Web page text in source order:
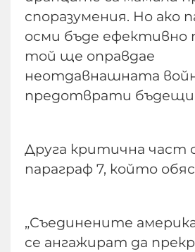
споразумения. Но ако
осми бъде ефективно
той ще оправдае
неотдавнашната
предотврати бъдещи
Друга критична част
параграф 7, който
„Съединените
се ангажират да